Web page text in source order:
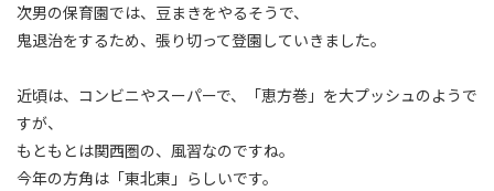
次男の保育園では、豆まきをやるそうで、
鬼退治をするため、張り切って登園していきました。
近頃は、コンビニやスーパーで、「恵方巻」を大プッシュのようで
すが、
もともとは関西圏の、風習なのですね。
今年の方角は「東北東」らしいです。